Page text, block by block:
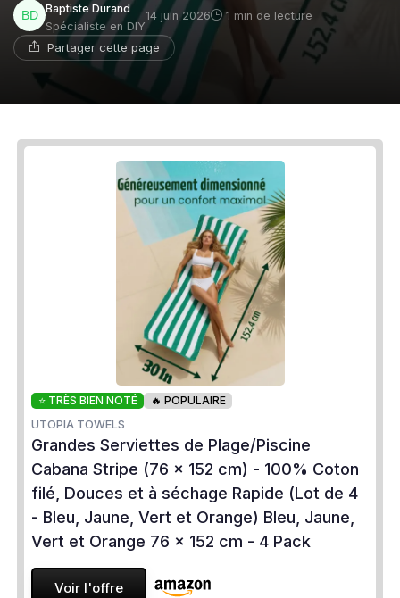
Baptiste Durand
Spécialiste en DIY
14 juin 2026 1 min de lecture
Partager cette page
⭐ TRÈS BIEN NOTÉ
🔥 POPULAIRE
UTOPIA TOWELS
Grandes Serviettes de Plage/Piscine
Cabana Stripe (76 x 152 cm) - 100% Coton
filé, Douces et à séchage Rapide (Lot de 4
- Bleu, Jaune, Vert et Orange) Bleu, Jaune,
Vert et Orange 76 x 152 cm - 4 Pack
Voir l'offre